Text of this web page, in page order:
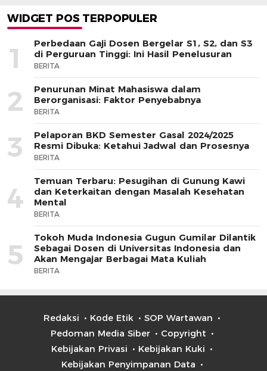
WIDGET POS TERPOPULER
1
Perbedaan Gaji Dosen Bergelar S1, S2, dan S3
di Perguruan Tinggi: Ini Hasil Penelusuran
BERITA
2
Penurunan Minat Mahasiswa dalam
Berorganisasi: Faktor Penyebabnya
BERITA
3
Pelaporan BKD Semester Gasal 2024/2025
Resmi Dibuka: Ketahui Jadwal dan Prosesnya
BERITA
4
Temuan Terbaru: Pesugihan di Gunung Kawi
dan Keterkaitan dengan Masalah Kesehatan
Mental
BERITA
5
Tokoh Muda Indonesia Gugun Gumilar Dilantik
Sebagai Dosen di Universitas Indonesia dan
Akan Mengajar Berbagai Mata Kuliah
BERITA
Redaksi Kode Etik
SOP Wartawan
Pedoman Media Siber
Copyright
Kebijakan Privasi
Kebijakan Kuki
Kebijakan Penyimpanan Data